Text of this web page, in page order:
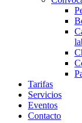
Tarifas
Servicios
Eventos
Contacto